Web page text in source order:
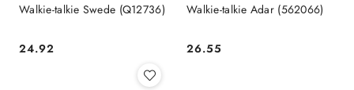
Walkie-talkie Swede (Q12736)
Cena:
24.92
Walkie-talkie Adar (562066)
Cena:
26.55